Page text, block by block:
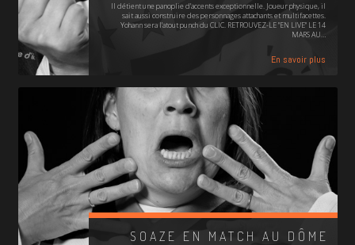
Il détient une panoplie d’accents exceptionnelle. Joueur physique, il
sait aussi construire des personnages attachants et multifacettes.
Yohann sera l’atout punch du CLIC. RETROUVEZ-LE "EN LIVE" LE 14
MARS AU…
En savoir plus
SOAZE EN MATCH AU DÔME